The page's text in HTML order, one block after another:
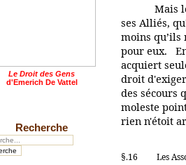
Le Droit des Gens
d'Emerich De Vattel
Recherche
Mais le
ses Alliés,
moins
pour eux.
acquiert
droit
des sécours
moleste
rien n'étoit
§.16 Les